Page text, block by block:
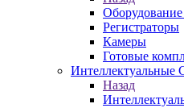
Оборудование
Регистраторы
Камеры
Готовые
Интеллектуальные
Назад